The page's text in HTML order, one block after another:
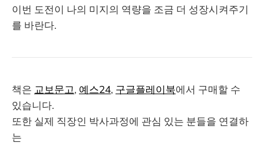
이번 도전이 나의 미지의 역량을 조금 더 성장시켜주기
를 바란다.
책은 교보문고, 예스24, 구글플레이북에서 구매할 수
있습니다.
또한 실제 직장인 박사과정에 관심 있는 분들을 연결하
는